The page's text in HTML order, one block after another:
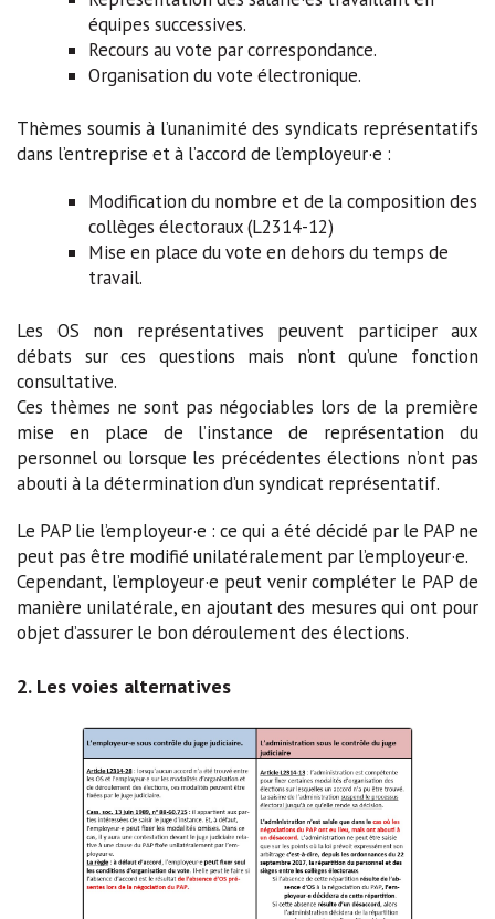
équipes successives.
Recours au vote par correspondance.
Organisation du vote électronique.
Thèmes soumis à l’unanimité des syndicats représentatifs
dans l’entreprise et à l’accord de l’employeur·e :
Modification du nombre et de la composition des
collèges électoraux (L2314-12)
Mise en place du vote en dehors du temps de
travail.
Les OS non représentatives peuvent participer aux
débats sur ces questions mais n’ont qu’une fonction
consultative.
Ces thèmes ne sont pas négociables lors de la première
mise en place de l’instance de représentation du
personnel ou lorsque les précédentes élections n’ont pas
abouti à la détermination d’un syndicat représentatif.
Le PAP lie l’employeur·e : ce qui a été décidé par le PAP ne
peut pas être modifié unilatéralement par l’employeur·e.
Cependant, l’employeur·e peut venir compléter le PAP de
manière unilatérale, en ajoutant des mesures qui ont pour
objet d’assurer le bon déroulement des élections.
2. Les voies alternatives